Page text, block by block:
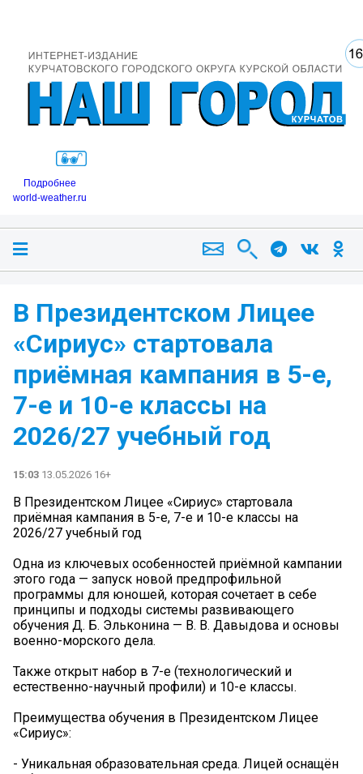
Подробнее
world-weather.ru
В Президентском Лицее
«Сириус» стартовала
приёмная кампания в 5-е,
7-е и 10-е классы на
2026/27 учебный год
15:03 13.05.2026 16+
В Президентском Лицее «Сириус» стартовала
приёмная кампания в 5-е, 7-е и 10-е классы на
2026/27 учебный год
Одна из ключевых особенностей приёмной кампании
этого года — запуск новой предпрофильной
программы для юношей, которая сочетает в себе
принципы и подходы системы развивающего
обучения Д. Б. Эльконина — В. В. Давыдова и основы
военно-морского дела.
Также открыт набор в 7-е (технологический и
естественно-научный профили) и 10-е классы.
Преимущества обучения в Президентском Лицее
«Сириус»:
- Уникальная образовательная среда. Лицей оснащён